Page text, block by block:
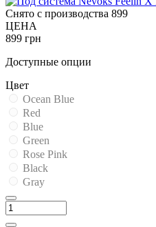
Снято с производства 899
ЦЕНА
899 грн
Доступные опции
Цвет
Ocean Blue
Red
Blue
Green
Rose Pink
Black
Gray